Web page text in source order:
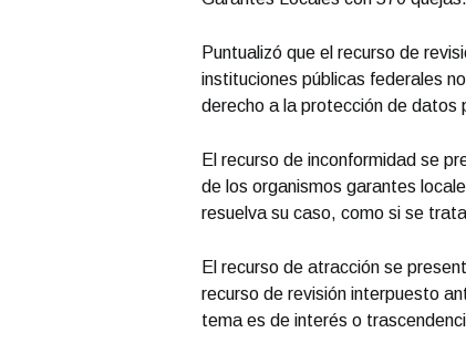
Puntualizó que el recurso de
instituciones públicas federales
derecho a la protección de datos
El recurso de inconformidad se
de los organismos garantes
resuelva su caso, como si se
El recurso de atracción se
recurso de revisión interpuesto
tema es de interés o